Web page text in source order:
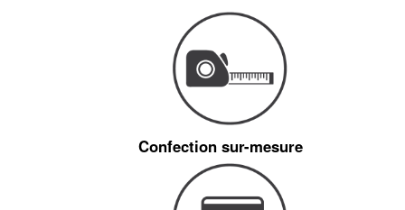
Confection sur-mesure